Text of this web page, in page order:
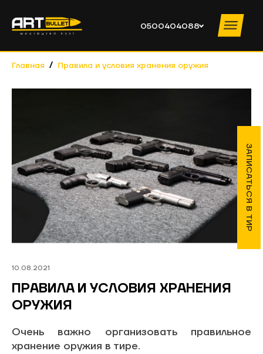
Личный кабинет
0500404088
0500404088
ПН – ЧТ
НОВОСТИ
ОБУЧЕНИЕ
КОНТАКТЫ
КОРПОРАТИВЫ
Главная Правила и условия хранения оружия
10.08.2021
ПРАВИЛА И УСЛОВИЯ ХРАНЕНИЯ
ОРУЖИЯ
Очень важно организовать правильное
хранение оружия в тире.
ЗАПИСАТЬСЯ В ТИР